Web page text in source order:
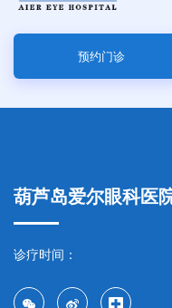
预约门诊
葫芦岛爱尔眼科医
诊疗时间：